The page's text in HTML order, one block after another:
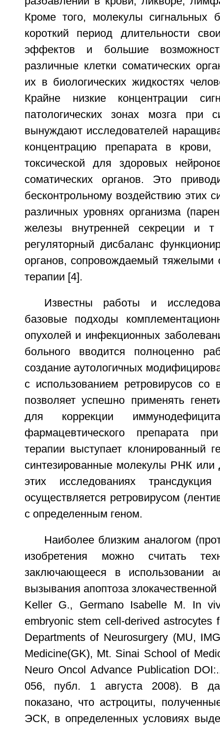
Кроме того, молекулы сигнальных
короткий период длительности
эффектов и большие
различные клетки соматических
их в биологических жидкостях
Крайне низкие концентрации
патологических зонах мозга при
вынуждают исследователей
концентрацию препарата в крови,
токсической для здоровых
соматических органов. Это
бесконтрольному воздействию этих
различных уровнях организма
железы внутренней секреции и
регуляторный дисбаланс
органов, сопровождаемый тяжелыми
терапии [4].
Известны работы и
базовые подходы
опухолей и инфекционных
больного вводится полноценно
создание аутологичных
с использованием ретровирусов со
позволяет успешно применять
для коррекции
фармацевтического препарата
терапии выступает клонированный
синтезированные молекулы РНК
этих исследованиях
осуществляется ретровирусом
с определенным геном.
Наиболее близким аналогом
изобретения можно считать
заключающееся в использовании
вызывания апоптоза
Keller G., Germano Isabelle M. In
embryonic stem cell-derived astrocytes
Departments of Neurosurgery (MU,
Medicine(GK), Mt. Sinai School of
Neuro Oncol Advance Publication
056, публ. 1 августа 2008). В
показано, что астроциты,
ЭСК, в определенных условиях